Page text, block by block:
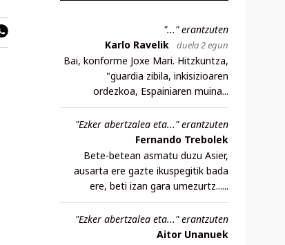
"..." erantzuten
Karlo Ravelik
duela 2 egun
Bai, konforme Joxe Mari. Hitzkuntza,
"guardia zibila, inkisizioaren
ordezkoa, Espainiaren muina...
"Ezker abertzalea eta..." erantzuten
Fernando Trebolek
Bete-betean asmatu duzu Asier,
ausarta ere gazte ikuspegitik bada
ere, beti izan gara umezurtz......
"Ezker abertzalea eta..." erantzuten
Aitor Unanuek